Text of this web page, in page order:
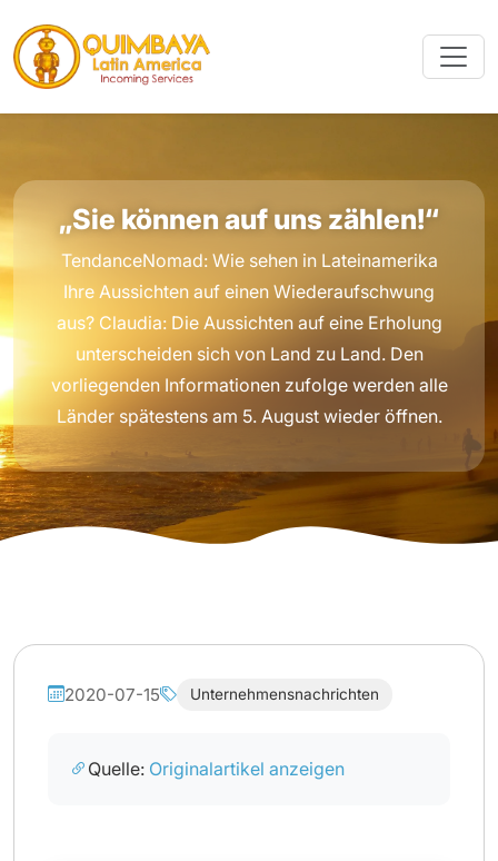
„Sie können auf uns zählen!“
TendanceNomad: Wie sehen in Lateinamerika
Ihre Aussichten auf einen Wiederaufschwung
aus? Claudia: Die Aussichten auf eine Erholung
unterscheiden sich von Land zu Land. Den
vorliegenden Informationen zufolge werden alle
Länder spätestens am 5. August wieder öffnen.
2020-07-15 Unternehmensnachrichten
Quelle: Originalartikel anzeigen